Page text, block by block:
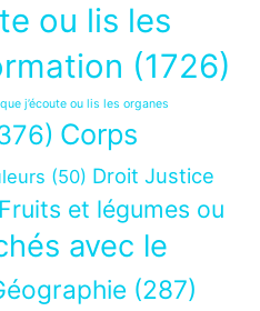
ou lis les
(1726)
j’écoute ou lis les organes
Corps
(50) Droit Justice
Fruits et légumes ou
avec le
(287)